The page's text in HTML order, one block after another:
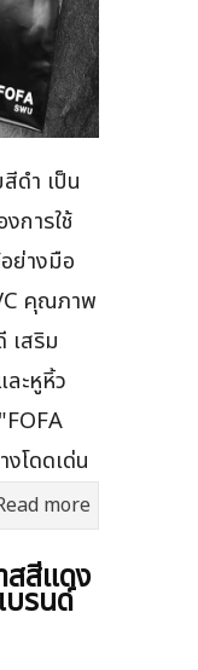
ดำ เป็น
การใช้
ย่างมือ
คุณภาพ
เสริม
ะหูหิ้ว
โดดเด่น
more
สสีแดง
บรนด์